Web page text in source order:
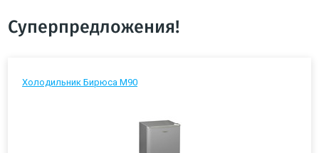
Суперпредложения!
Холодильник Бирюса М90